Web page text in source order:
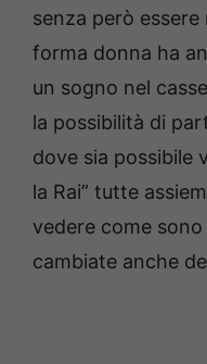
senza però essere
forma donna ha
un sogno nel
la possibilità di
dove sia possibile
la Rai” tutte
vedere come
cambiate anche